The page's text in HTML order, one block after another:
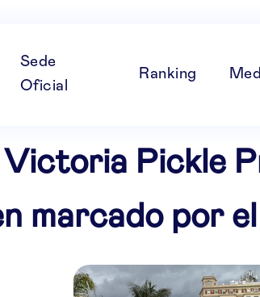
Sede
Oficial
Ranking
Victoria Pickle
marcado por